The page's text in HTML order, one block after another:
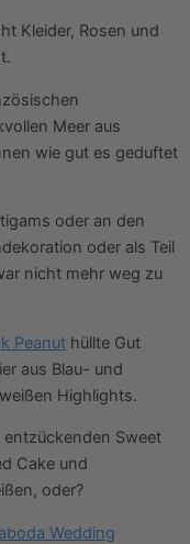
Kleider, Rosen und
Meer aus
wie gut es geduftet
oder an den
oder als Teil
nicht mehr weg zu
Peanut hüllte Gut
aus Blau- und
Highlights.
Sweet
Cake und
oder?
Wedding